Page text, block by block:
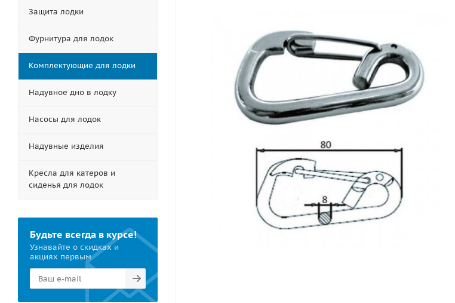
Защита лодки
Фурнитура для лодок
Комплектующие для лодки
Надувное дно в лодку
Насосы для лодок
Надувные изделия
Кресла для катеров и
сиденья для лодок
Будьте всегда в курсе!
Узнавайте о скидках и
акциях первым